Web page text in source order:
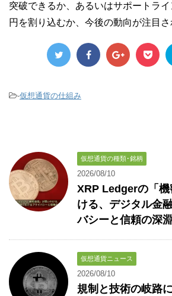
突破できるか、あるいはサポートラ
円を割り込むか、今後の動向が注目さ
-仮想通貨の仕組み
仮想通貨の種類･銘柄
2026/08/10
XRP Ledgerの「
ける、デジタル金
バシーと信頼の深淵
仮想通貨ニュース
2026/08/10
規制と技術の岐路